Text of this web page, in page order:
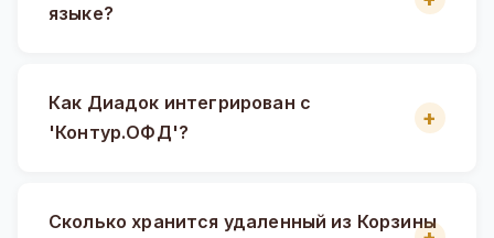
языке?
Как Диадок интегрирован с
'Контур.ОФД'?
Сколько хранится удаленный из Корзины